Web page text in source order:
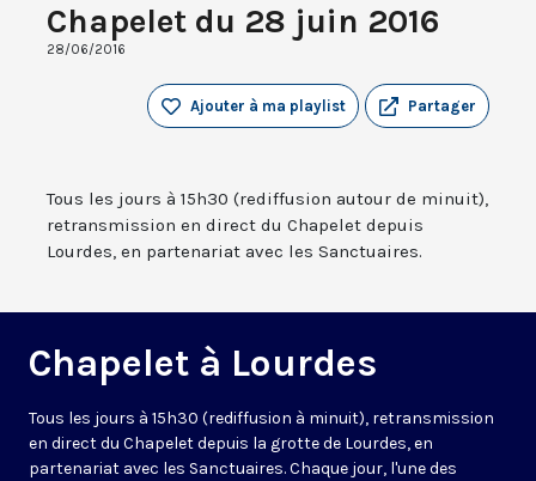
Chapelet du 28 juin 2016
28/06/2016
Partager
Ajouter à ma playlist
Tous les jours à 15h30 (rediffusion autour de minuit),
retransmission en direct du Chapelet depuis
Lourdes, en partenariat avec les Sanctuaires.
Chapelet à Lourdes
Tous les jours à 15h30 (rediffusion à minuit), retransmission
en direct du Chapelet depuis la grotte de Lourdes, en
partenariat avec les Sanctuaires. Chaque jour, l'une des